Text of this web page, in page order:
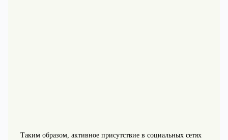
Таким образом, активное присутствие в социальных сетях